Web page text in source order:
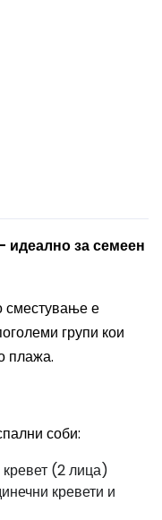
за семеен
сместување е
групи кои
плажа.
соби:
(2 лица)
кревети и